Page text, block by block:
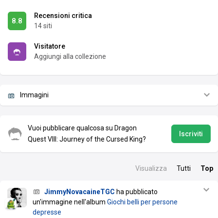
8.8
Recensioni critica
14 siti
Visitatore
Aggiungi alla collezione
Immagini
Vuoi pubblicare qualcosa su Dragon
Quest VIII: Journey of the Cursed King?
Iscriviti
Visualizza Tutti Top
JimmyNovacaineTGC ha pubblicato
un'immagine nell'album Giochi belli per persone
depresse